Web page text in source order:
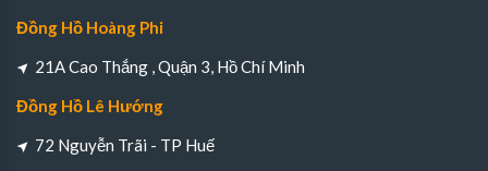
Đồng Hồ Hoàng Phi
21A Cao Thắng , Quận 3, Hồ Chí Minh
Đồng Hồ Lê Hướng
72 Nguyễn Trãi - TP Huế